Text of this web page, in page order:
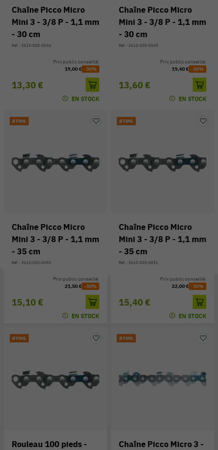
Chaîne Picco Micro
Mini 3 - 3/8 P - 1,1 mm
- 30 cm
Réf. : 3610-000-0044
13,30 €
Prix public conseillé:
19,00 € -30%
EN STOCK
Chaîne Picco Micro
Mini 3 - 3/8 P - 1,1 mm
- 30 cm
Réf. : 3610-000-0045
13,60 €
Prix public conseillé:
19,40 € -30%
EN STOCK
Chaîne Picco Micro
Mini 3 - 3/8 P - 1,1 mm
- 35 cm
Réf. : 3610-000-0050
15,10 €
Prix public conseillé:
21,50 € -30%
EN STOCK
Chaîne Picco Micro
Mini 3 - 3/8 P - 1,1 mm
- 35 cm
Réf. : 3610-000-0051
15,40 €
Prix public conseillé:
22,00 € -30%
EN STOCK
Rouleau 100 pieds -
Chaîne Picco Micro 3 -